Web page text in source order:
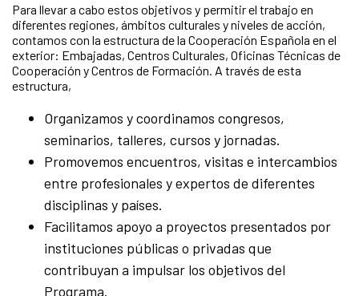
Para llevar a cabo estos objetivos y permitir el trabajo en
diferentes regiones, ámbitos culturales y niveles de acción,
contamos con la estructura de la Cooperación Española en el
exterior: Embajadas, Centros Culturales, Oficinas Técnicas de
Cooperación y Centros de Formación. A través de esta
estructura,
Organizamos y coordinamos congresos,
seminarios, talleres, cursos y jornadas.
Promovemos encuentros, visitas e intercambios
entre profesionales y expertos de diferentes
disciplinas y países.
Facilitamos apoyo a proyectos presentados por
instituciones públicas o privadas que
contribuyan a impulsar los objetivos del
Programa.